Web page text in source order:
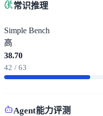
常识推理
Simple Bench
高
38.70
42 / 63
Agent能力评测